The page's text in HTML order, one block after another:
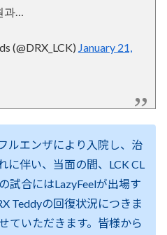
과…
(@DRX_LCK) January 21,
ルエンザにより入院し、治
に伴い、当面の間、LCK CL
試合にはLazyFeelが出場す
Teddyの回復状況につきま
ていただきます。皆様から